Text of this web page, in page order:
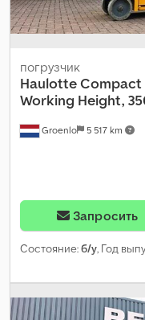
Groenlo 5 517 km
погрузчик
HaulotteCompact
Working Height,
Запросить
Состояние:б/у, Год